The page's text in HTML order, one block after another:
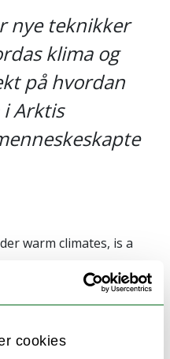
cookies
nye teknikker
klima og
på hvordan
Arktis
warm climates, is a
and climate modelling.
is to improve
interactive